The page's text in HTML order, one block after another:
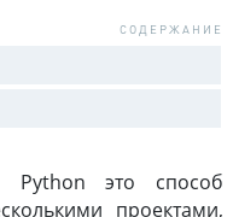
Python это способ
проектами,